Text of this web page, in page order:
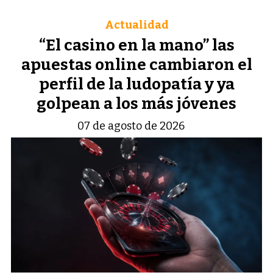
“El casino en la mano” las
apuestas online cambiaron el
perfil de la ludopatía y ya
golpean a los más jóvenes
Actualidad
07 de agosto de 2026